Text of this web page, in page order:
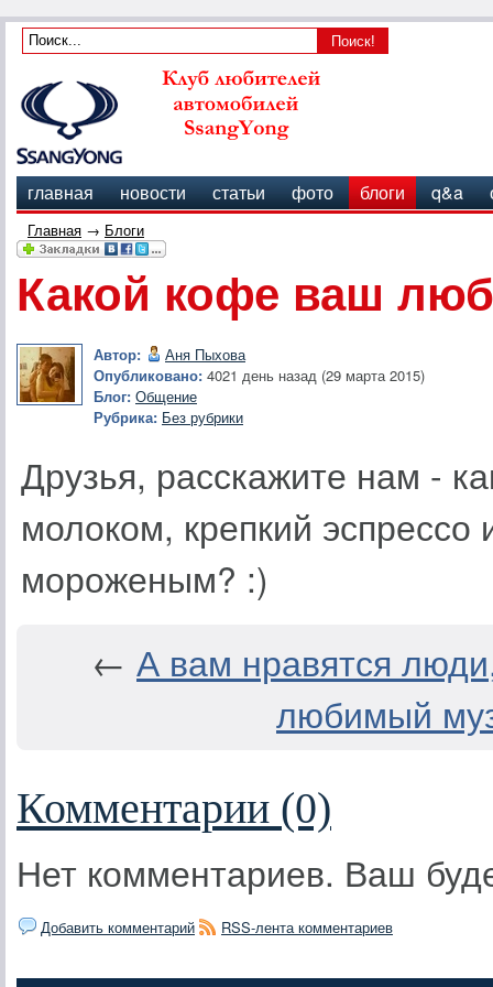
главная новости статьи фото блоги q&a
Главная → Блоги
Какой кофе ваш
Автор:
Аня Пыхова
Опубликовано: 4021 день назад (29 марта 2015)
Блог: Общение
Рубрика: Без рубрики
Друзья, расскажите нам -
молоком, крепкий
мороженым? :)
← А вам нравятся
любимый
Комментарии (0)
Нет комментариев. Ваш
Добавить комментарий RSS-лента комментариев